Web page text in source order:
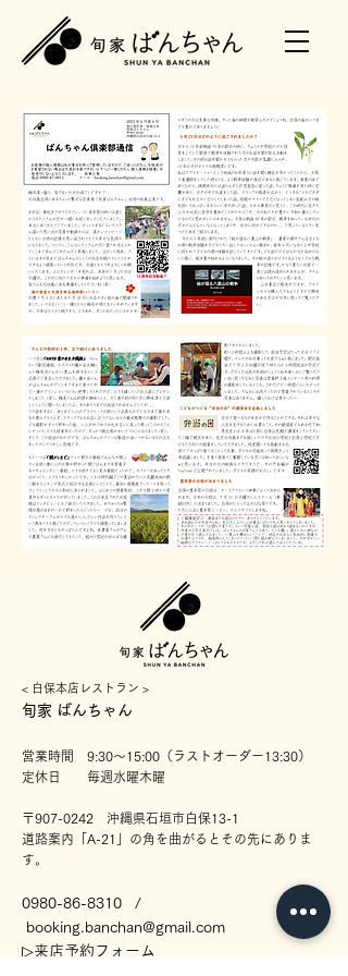
< ​白保本店レストラン >
​旬家 ばんちゃん
営業時間 9:30〜15:00（ラストオーダー13:30）
定休日 毎週水曜木曜
〒907-0242 沖縄県石垣市白保13-1
道路案内「A-21」の角を曲がるとその先にありま
す。
0980-86-8310 /
booking.banchan@gmail.com
​▷来店予約フォーム